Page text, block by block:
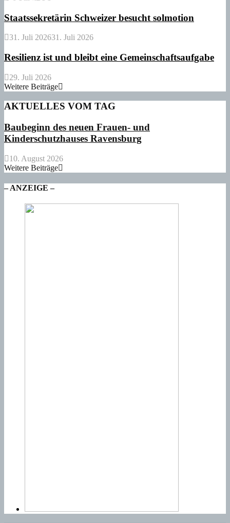
Staatssekretärin Schweizer besucht solmotion
31. Juli 202631. Juli 2026
Resilienz ist und bleibt eine Gemeinschaftsaufgabe
29. Juli 2026
Weitere Beiträge
AKTUELLES VOM TAG
Baubeginn des neuen Frauen- und
Kinderschutzhauses Ravensburg
10. August 2026
Weitere Beiträge
– ANZEIGE –